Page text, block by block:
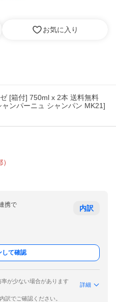
お気に入り
[箱付] 750ml x 2本 送料無料
ンパーニュ シャンパン MK21]
）
携で 内訳
して確認
が少ない場合があります
詳細
訳でご確認ください。